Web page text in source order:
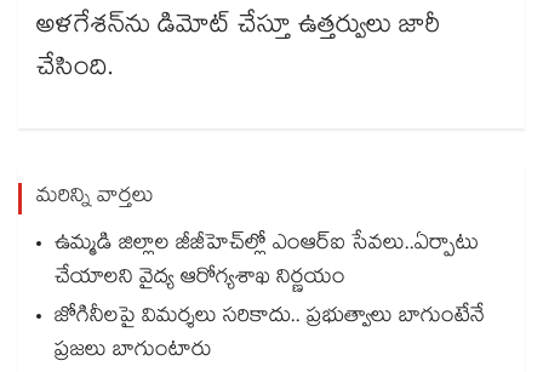
అళగేశన్​ను డిమోట్​ చేస్తూ ఉత్తర్వులు జారీ
చేసింది.
మరిన్ని వార్తలు
ఉమ్మడి జిల్లాల జీజీహెచ్‌‌ల్లో ఎంఆర్ఐ సేవలు..ఏర్పాటు
చేయాలని వైద్య ఆరోగ్యశాఖ నిర్ణయం
జోగినీలపై విమర్శలు సరికాదు.. ప్రభుత్వాలు బాగుంటేనే
ప్రజలు బాగుంటారు